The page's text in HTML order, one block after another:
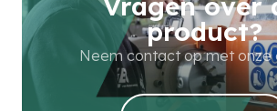
product?
Neem contact op met onze